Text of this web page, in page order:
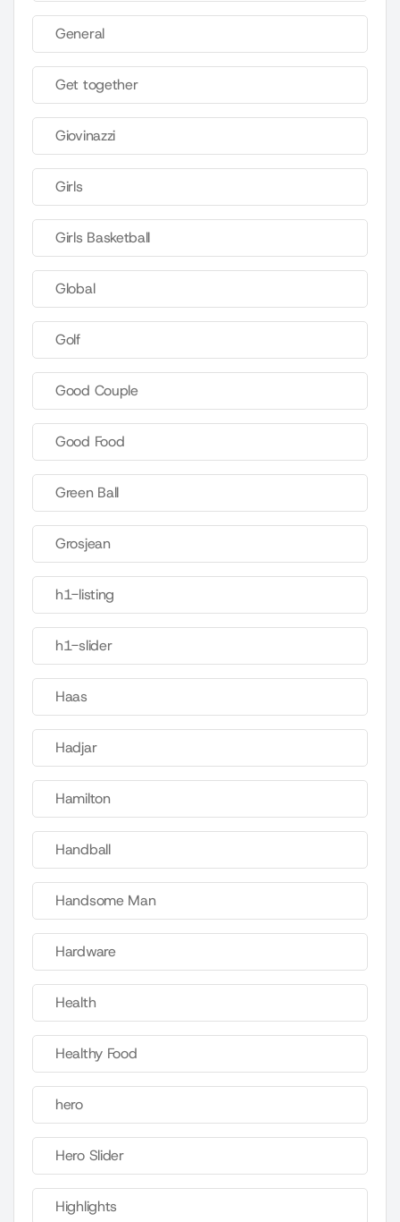
General
Get together
Giovinazzi
Girls
Girls Basketball
Global
Golf
Good Couple
Good Food
Green Ball
Grosjean
h1-listing
h1-slider
Haas
Hadjar
Hamilton
Handball
Handsome Man
Hardware
Health
Healthy Food
hero
Hero Slider
Highlights